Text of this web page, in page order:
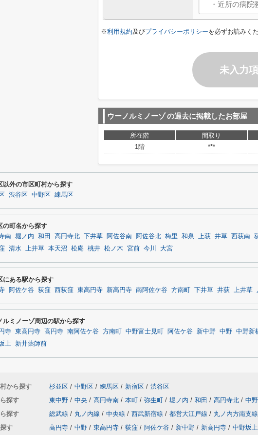
※利用規約及びプライバシーポリシーを必ずお読みく
未入力
ウーノルミノーゾの過去に掲載したお部屋
所在階 間取り
1階
***
以外の市区町村から探す
渋谷区 中野区 練馬区
の町名から探す
南 堀ノ内 和田 高円寺北 下井草 阿佐谷南 阿佐谷北 梅里 和泉 上荻 井草 西荻南
清水 上井草 本天沼 松庵 桃井 松ノ木 宮前 今川 大宮
にある駅から探す
阿佐ケ谷 荻窪 西荻窪 東高円寺 新高円寺 南阿佐ケ谷 方南町 下井草 井荻 上井草
ルミノーゾ周辺の駅から探す
寺 東高円寺 高円寺 南阿佐ケ谷 方南町 中野富士見町 阿佐ケ谷 新中野 中野 中野新
上
新井薬師前
から探す 杉並区 / 中野区 / 練馬区 / 新宿区 / 渋谷区
探す
東中野 / 中央 / 高円寺南 / 本町 / 弥生町 / 堀ノ内 / 和田 / 高円寺北 / 中野
探す
総武線 / 丸ノ内線 / 中央線 / 西武新宿線 / 都営大江戸線 / 丸ノ内方南支線
す
高円寺 / 中野 / 東高円寺 / 荻窪 / 阿佐ケ谷 / 新中野 / 新高円寺 / 中野坂上